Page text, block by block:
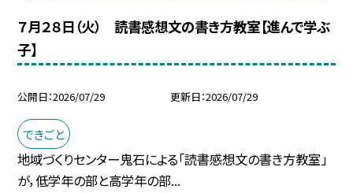
７月２８日（火） 読書感想文の書き方教室【進んで学ぶ
子】
公開日 2026/07/29 更新日 2026/07/29
できごと
地域づくりセンター鬼石による「読書感想文の書き方教室」
が，低学年の部と高学年の部...